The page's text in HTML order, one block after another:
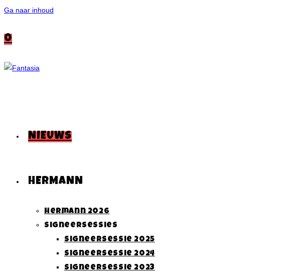
Ga naar inhoud
0
NIEUWS
HERMANN
Hermann 2026
Signeersessies
Signeersessie 2025
Signeersessie 2024
Signeersessie 2023